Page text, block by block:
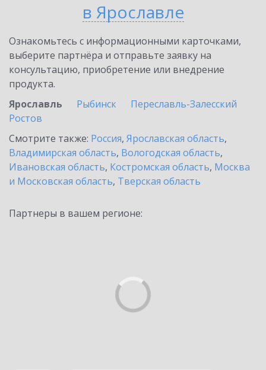
в Ярославле
Ознакомьтесь с информационными карточками,
выберите партнёра и отправьте заявку на
консультацию, приобретение или внедрение
продукта.
Ярославль
Рыбинск
Переславль-Залесский
Ростов
Смотрите также: Россия, Ярославская область,
Владимирская область, Вологодская область,
Ивановская область, Костромская область, Москва
и Московская область, Тверская область
Партнеры в вашем регионе: